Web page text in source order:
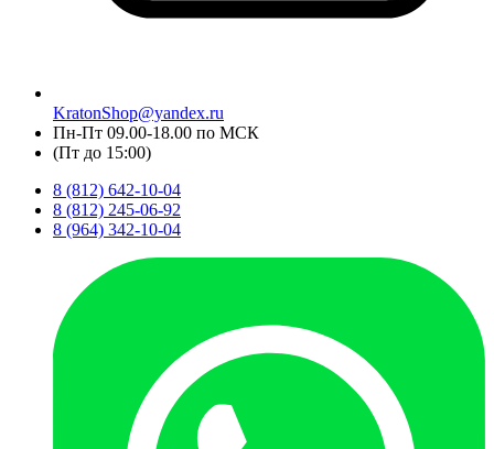
KratonShop@yandex.ru
Пн-Пт 09.00-18.00 по МСК
(Пт до 15:00)
8 (812) 642-10-04
8 (812) 245-06-92
8 (964) 342-10-04